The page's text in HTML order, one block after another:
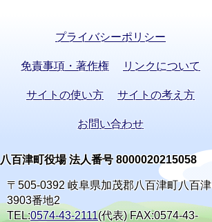
プライバシーポリシー
免責事項・著作権 リンクについて
サイトの使い方 サイトの考え方
お問い合わせ
八百津町役場 法人番号 8000020215058
〒505-0392 岐阜県加茂郡八百津町八百津
3903番地2
TEL:0574-43-2111(代表) FAX:0574-43-